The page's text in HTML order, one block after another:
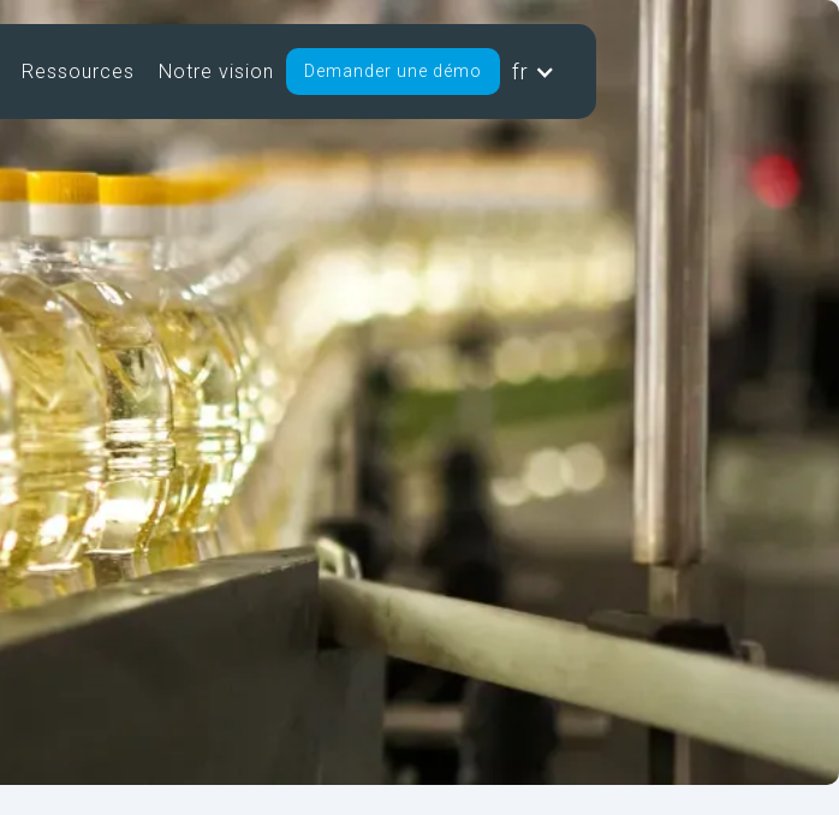
Ressources Notre vision Demander une démo fr